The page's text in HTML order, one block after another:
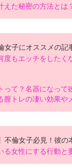
えた秘密の方法とは
女子にオススメの記
度もエッチをしたく
って？名器になって
膣トレの凄い効果や
不倫女子必見！彼の
る女性にする行動と